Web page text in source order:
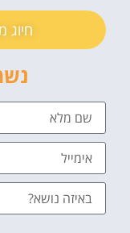
חיוג מהיר